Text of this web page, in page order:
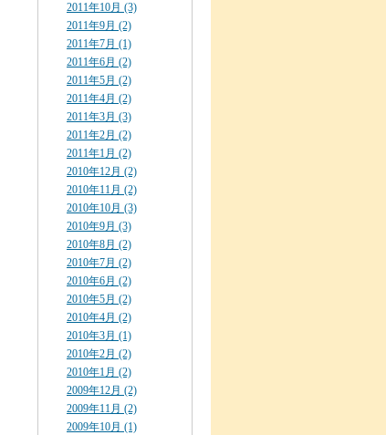
2011年10月 (3)
2011年9月 (2)
2011年7月 (1)
2011年6月 (2)
2011年5月 (2)
2011年4月 (2)
2011年3月 (3)
2011年2月 (2)
2011年1月 (2)
2010年12月 (2)
2010年11月 (2)
2010年10月 (3)
2010年9月 (3)
2010年8月 (2)
2010年7月 (2)
2010年6月 (2)
2010年5月 (2)
2010年4月 (2)
2010年3月 (1)
2010年2月 (2)
2010年1月 (2)
2009年12月 (2)
2009年11月 (2)
2009年10月 (1)